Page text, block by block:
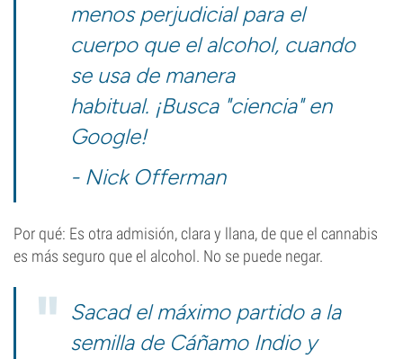
menos perjudicial para el
cuerpo que el alcohol, cuando
se usa de manera
habitual. ¡Busca "ciencia" en
Google!
- Nick Offerman
Por qué: Es otra admisión, clara y llana, de que el cannabis
es más seguro que el alcohol. No se puede negar.
Sacad el máximo partido a la
semilla de Cáñamo Indio y